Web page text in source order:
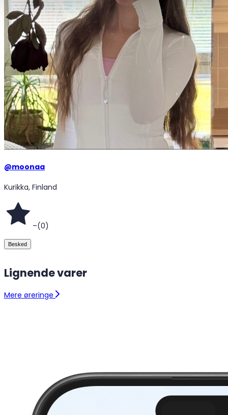
Lignende varer
Mere øreringe
@moonaa
Kurikka, Finland
–(0)
Besked